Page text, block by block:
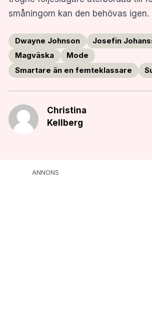
småningom kan den behövas igen.
Dwayne Johnson
Josefin
Magväska
Mode
Smartare än en femteklassare
Christina
Kellberg
ANNONS